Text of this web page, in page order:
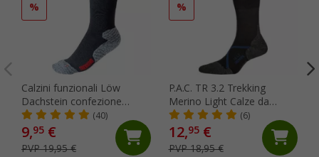
%
Calzini funzionali Löw
Dachstein confezione
doppia
(40)
9,95 €
PVP 19,95 €
%
P.A.C. TR 3.2 Trekking
Merino Light Calze da
donna
(6)
12,95€
PVP 18,95 €